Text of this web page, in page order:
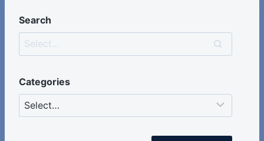
Search
Categories